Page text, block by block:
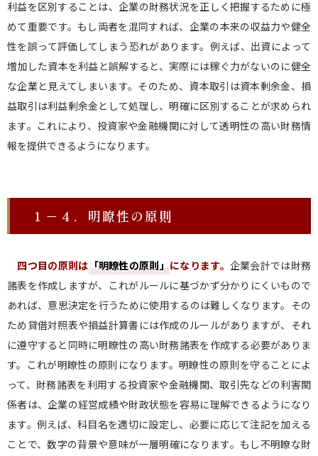
利益を区別することは、企業の財務状況を正しく把握するために極
めて重要です。もし両者を混同すれば、企業の本来の収益力や健全
性を誤って評価してしまう恐れがあります。例えば、出資によって
増加した資本を利益と誤解すると、実際には稼ぐ力がないのに健全
な企業と見えてしまいます。そのため、資本取引は資本剰余金、損
益取引は利益剰余金として処理し、明確に区別することが求められ
ます。これにより、投資家や金融機関に対して透明性の高い財務情
報を提供できるようになります。
１－４．明瞭性の原則
四つ目の原則は「明瞭性の原則」になります。 企業会計では財務
諸表を作成しますが、これがルールに基づかず分かりにくいもので
あれば、意思決定を行うために使用するのは難しくなります。その
ため貸借対照表や損益計算書には作成のルールがありますが、それ
に遵守すると同時に明瞭性の高い財務諸表を作成する必要がありま
す。これが明瞭性の原則になります。明瞭性の原則を守ることによ
って、財務諸表を利用する投資家や金融機関、取引先などの利害関
係者は、企業の経営成績や財政状態を容易に理解できるようになり
ます。例えば、科目名を適切に設定し、必要に応じて注記を加える
ことで、数字の背景や意味が一層明確になります。もし不明瞭な財